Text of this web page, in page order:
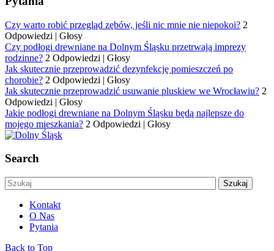
Czy warto robić przegląd zębów, jeśli nic mnie nie niepokoi? 2
Odpowiedzi | Głosy
Czy podłogi drewniane na Dolnym Śląsku przetrwają imprezy
rodzinne? 2 Odpowiedzi | Głosy
Jak skutecznie przeprowadzić dezynfekcję pomieszczeń po
chorobie? 2 Odpowiedzi | Głosy
Jak skutecznie przeprowadzić usuwanie pluskiew we Wrocławiu? 2
Odpowiedzi | Głosy
Jakie podłogi drewniane na Dolnym Śląsku będą najlepsze do
mojego mieszkania? 2 Odpowiedzi | Głosy
Search
Kontakt
O Nas
Pytania
Back to Top